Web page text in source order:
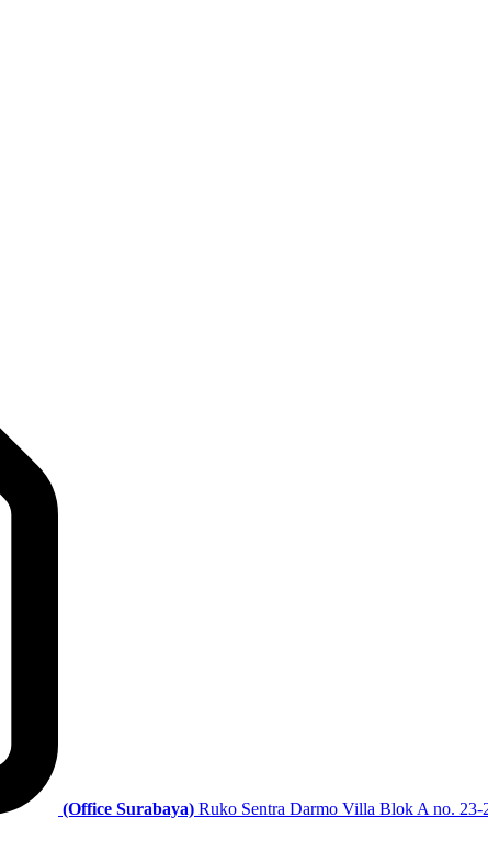
(Office Surabaya) Ruko Sentra Darmo Villa Blok A no. 23-